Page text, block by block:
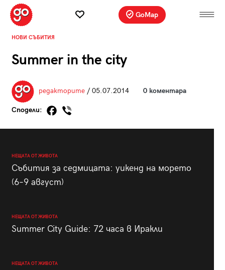
GoMap
НОВИ СЪБИТИЯ
Summer in the city
редакторите/ 05.07.2014 0 коментара
Сподели:
НЕЩАТА ОТ ЖИВОТА
Събития за седмицата: уикенд на морето
(6–9 август)
НЕЩАТА ОТ ЖИВОТА
Summer City Guide: 72 часа в Иракли
НЕЩАТА ОТ ЖИВОТА